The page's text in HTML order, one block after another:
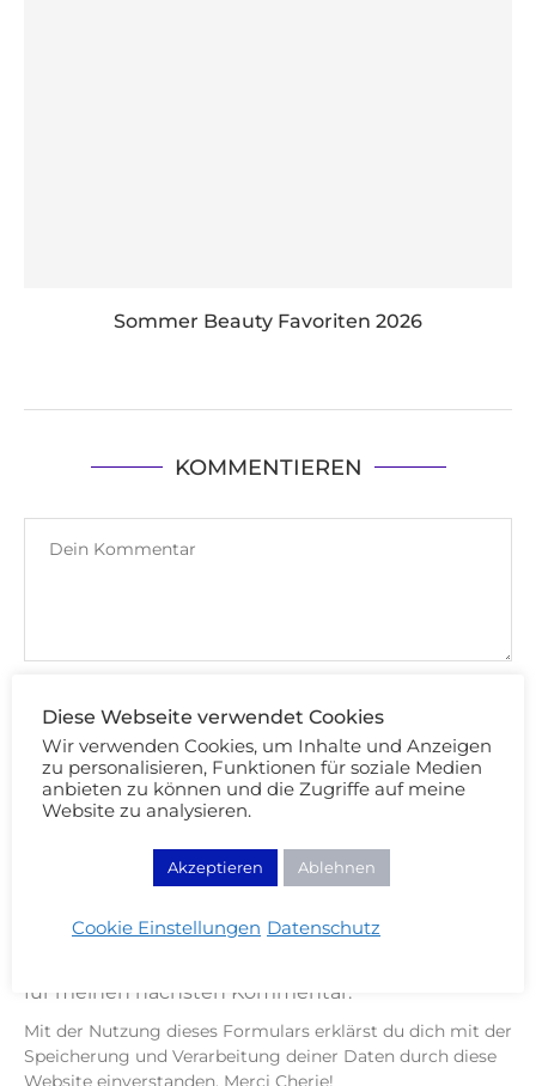
Sommer Beauty Favoriten 2026
KOMMENTIEREN
für meinen nächsten Kommentar.
Mit der Nutzung dieses Formulars erklärst du dich mit der
Speicherung und Verarbeitung deiner Daten durch diese
Website einverstanden. Merci Cherie!
Diese Webseite verwendet Cookies
Wir verwenden Cookies, um Inhalte und Anzeigen
zu personalisieren, Funktionen für soziale Medien
anbieten zu können und die Zugriffe auf meine
Website zu analysieren.
Akzeptieren Ablehnen
Cookie Einstellungen Datenschutz